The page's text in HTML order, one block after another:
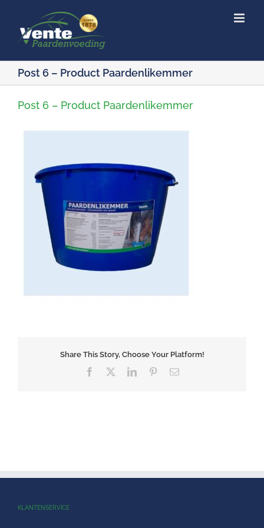
inhoud
Post 6 – Product Paardenlikemmer
Post 6 – Product Paardenlikemmer
Share This Story, Choose Your Platform!
Facebook LinkedInPinterest
E-
KLANTENSERVICE